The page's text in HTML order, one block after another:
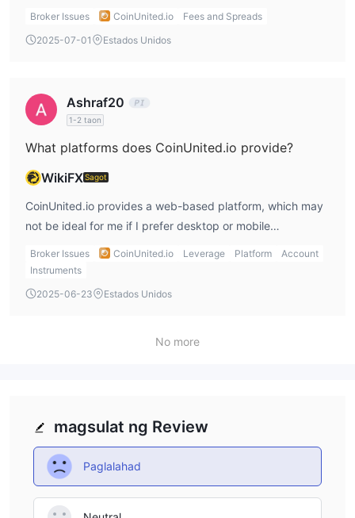
the platform does not seem to have hidden fees, but there
of clarity on fees leaves me uncertain about the total cost
Broker Issues CoinUnited.io
Fees and Spreads
2025-07-01
Estados Unidos
Ashraf20
1-2 taon
What platforms does CoinUnited.io provide?
WikiFXSagot
CoinUnited.io provides a web-based platform, which may
not be ideal for me if I prefer desktop or mobile
applications like MT4 or MT5. While web platforms are
convenient, they may lack the full range of features
available on more advanced platforms. This is something I
Broker Issues CoinUnited.io Leverage Platform
Account
Instruments
2025-06-23
Estados Unidos
No more
magsulat ng Review
Paglalahad